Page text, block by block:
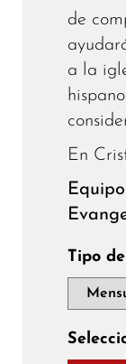
de
a la
En
Tipo